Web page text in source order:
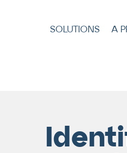
SOLUTIONS A